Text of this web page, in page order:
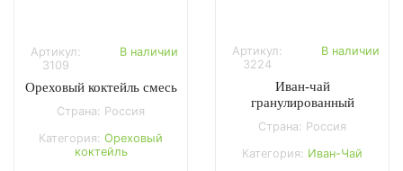
Артикул:
3109
В наличии
Ореховый коктейль смесь
Страна: Россия
Категория: Ореховый
коктейль
Артикул:
3224
В наличии
Иван-чай
гранулированный
Страна: Россия
Категория: Иван-Чай